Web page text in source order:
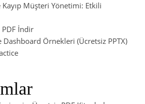
Müşteri Yönetimi: Etkili
İndir
Dashboard Örnekleri (Ücretsiz PPTX)